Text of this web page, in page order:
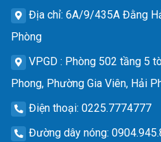
Địa chỉ: 6A/9/435A Đằng
Phòng
VPGD : Phòng 502 tầng 5
Phong, Phường Gia Viên, Hải
Điện thoại: 0225.7774777
Đường dây nóng: